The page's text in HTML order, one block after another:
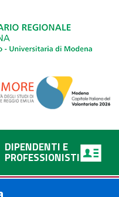
DIPENDENTI E
PROFESSIONISTI